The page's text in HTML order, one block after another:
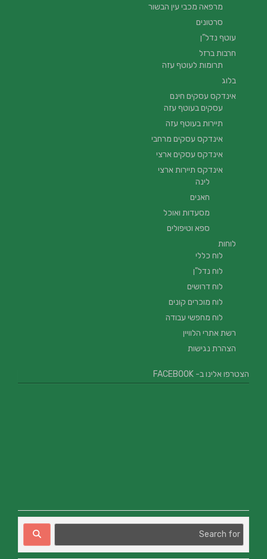
מרפאה מכבי עין הבשור
סרטונים
עוטף נדל”ן
חרבות ברזל
תרומות לעוטף עזה
בלוג
אינדקס עסקים חינם
עסקים בעוטף עזה
תיירות בעוטף עזה
אינדקס עסקים מרחבי
אינדקס עסקים ארצי
אינדקס תיירות ארצי
לינה
חאנים
מסעדות ואוכל
ספא וטיפולים
לוחות
לוח כללי
לוח נדל"ן
לוח דרושים
לוח מוכרים קונים
לוח מחפשי עבודה
רשת אתרי הלוויין
הצהרת נגישות
הצטרפו אלינו ב- FACEBOOK